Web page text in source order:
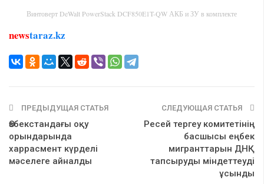
Винтоверт DeWalt PowerStack DCF850E1T-QW АКБ и ЗУ в комплекте
newstaraz.kz
ПРЕДЫДУЩАЯ СТАТЬЯ
Өзбекстандағы оқу
орындарында
харрасмент күрделі
мәселеге айналды
СЛЕДУЮЩАЯ СТАТЬЯ
Ресей тергеу комитетінің
басшысы еңбек
мигранттарын ДНҚ
тапсыруды міндеттеуді
ұсынды